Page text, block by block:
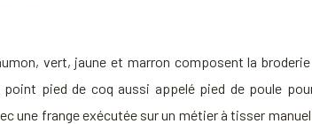
vert, jaune et marron composent la
pied de coq aussi appelé pied de poule
une frange exécutée sur un métier à tisser